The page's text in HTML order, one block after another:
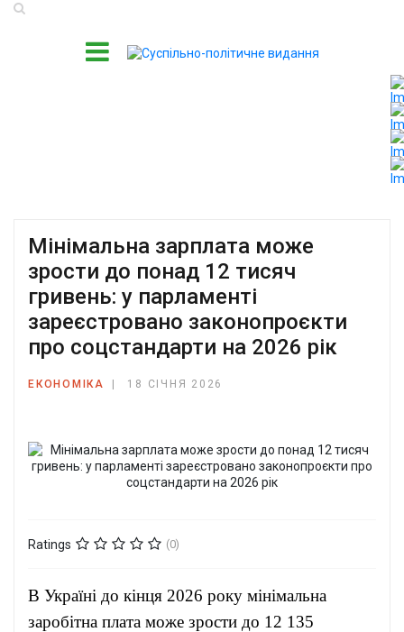
Мінімальна зарплата може
зрости до понад 12 тисяч
гривень: у парламенті
зареєстровано законопроєкти
про соцстандарти на 2026 рік
ЕКОНОМІКА 18 СІЧНЯ 2026
Ratings (0)
В Україні до кінця 2026 року мінімальна
заробітна плата може зрости до 12 135